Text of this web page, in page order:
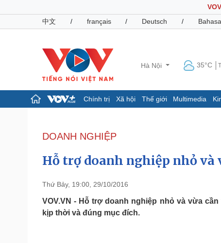
中文
/ français / Deutsch /
Hà Nội 35°C
Chính trị Xã hội Thế giới Multimedia
Đảng
Tổ chức nhân sự
Quốc hội
Nhận diện sự thật
Dấu ấn VOV
Pháp luật
Vụ án
Quân sự - Quốc phòng
DOANH NGHIỆP
Hỗ trợ doanh nghiệp nhỏ
Thứ Bảy, 19:00, 29/10/2016
VOV.VN - Hỗ trợ doanh nghiệp nhỏ và vừa
kịp thời và đúng mục đích.